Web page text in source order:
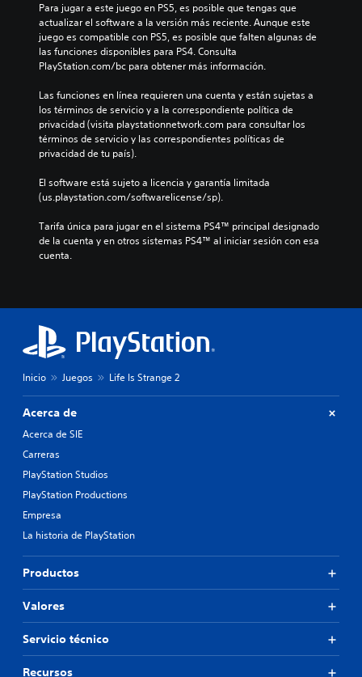
Para jugar a este juego en PS5, es posible que tengas que
actualizar el software a la versión más reciente. Aunque este
juego es compatible con PS5, es posible que falten algunas de
las funciones disponibles para PS4. Consulta
PlayStation.com/bc para obtener más información.
Las funciones en línea requieren una cuenta y están sujetas a
los términos de servicio y a la correspondiente política de
privacidad (visita playstationnetwork.com para consultar los
términos de servicio y las correspondientes políticas de
privacidad de tu país).
El software está sujeto a licencia y garantía limitada
(us.playstation.com/softwarelicense/sp).
Tarifa única para jugar en el sistema PS4™ principal designado
de la cuenta y en otros sistemas PS4™ al iniciar sesión con esa
cuenta.
Inicio Juegos Life Is Strange 2
Acerca de
Acerca de SIE
Carreras
PlayStation Studios
PlayStation Productions
Empresa
La historia de PlayStation
Productos
Valores
Servicio técnico
Recursos